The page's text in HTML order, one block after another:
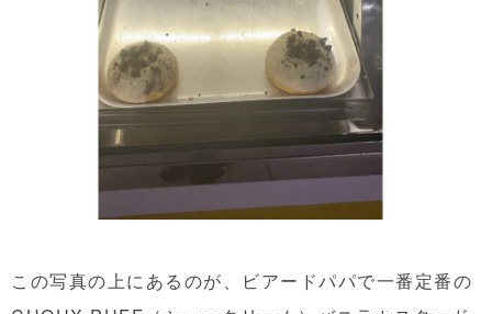
この写真の上にあるのが、ビアードパパで一番定番の